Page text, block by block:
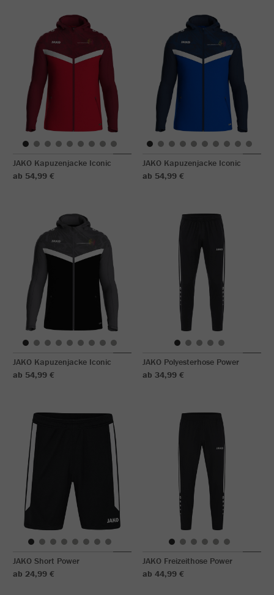
JAKO Kapuzenjacke Iconic
ab 54,99 €
JAKO Kapuzenjacke Iconic
ab 54,99 €
JAKO Kapuzenjacke Iconic
ab 54,99 €
JAKO Polyesterhose Power
ab 34,99 €
JAKO Short Power
ab 24,99 €
JAKO Freizeithose Power
ab 44,99 €